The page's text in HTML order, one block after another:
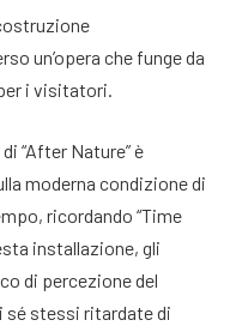
un’opera che funge da
i visitatori.
“After Nature” è
moderna condizione di
ricordando “Time
installazione, gli
di percezione del
sé stessi ritardate di